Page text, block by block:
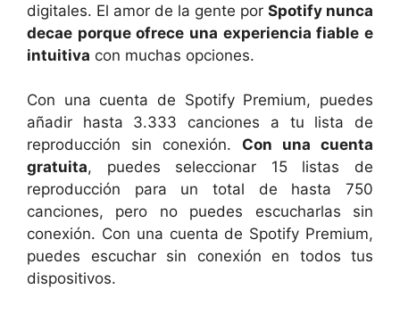
digitales. El amor de la gente por Spotify nunca
decae porque ofrece una experiencia fiable e
intuitiva con muchas opciones.
Con una cuenta de Spotify Premium, puedes
añadir hasta 3.333 canciones a tu lista de
reproducción sin conexión. Con una cuenta
gratuita, puedes seleccionar 15 listas de
reproducción para un total de hasta 750
canciones, pero no puedes escucharlas sin
conexión. Con una cuenta de Spotify Premium,
puedes escuchar sin conexión en todos tus
dispositivos.